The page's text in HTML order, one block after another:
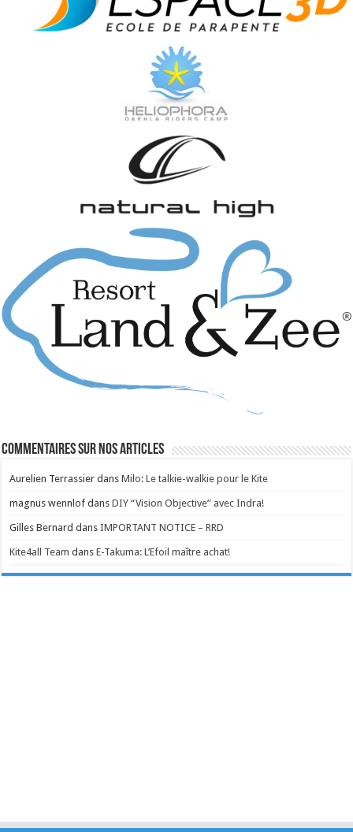
Commentaires sur nos articles
Aurelien Terrassier dansMilo: Le talkie-walkie pour le Kite
magnus wennlof dansDIY “Vision Objective” avec Indra!
Gilles Bernard dansIMPORTANT NOTICE – RRD
Kite4all Team dansE-Takuma: L’Efoil maître achat!